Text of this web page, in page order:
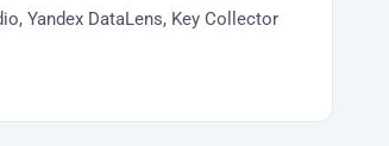
Yandex DataLens, Key Collector